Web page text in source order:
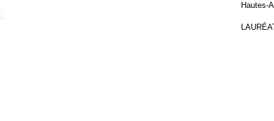
Hautes-